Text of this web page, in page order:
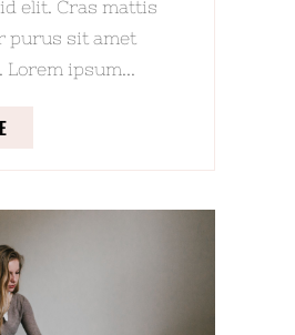
elit. Cras mattis
purus sit amet
ipsum...